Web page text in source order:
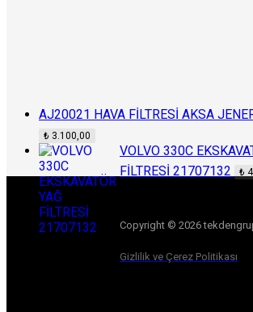
AJ20021 HAVA FİLTRESİ AKSA
₺ 3.100,00
VOLVO 330C
FİLTRESİ 21707132
₺
Copyright © 2026
Gizlilik ve Çerez Politikası